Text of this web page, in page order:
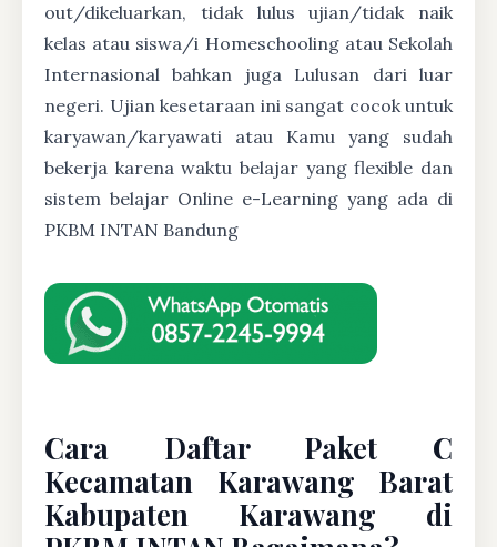
out/dikeluarkan, tidak lulus ujian/tidak naik
kelas atau siswa/i Homeschooling atau Sekolah
Internasional bahkan juga Lulusan dari luar
negeri. Ujian kesetaraan ini sangat cocok untuk
karyawan/karyawati atau Kamu yang sudah
bekerja karena waktu belajar yang flexible dan
sistem belajar Online e-Learning yang ada di
PKBM INTAN Bandung
Cara Daftar Paket C
Kecamatan Karawang Barat
Kabupaten Karawang di